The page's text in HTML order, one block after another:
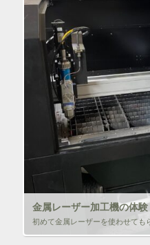
金属レーザー加工機の体験